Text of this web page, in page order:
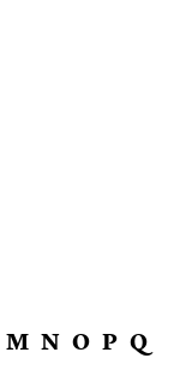
M N O P Q